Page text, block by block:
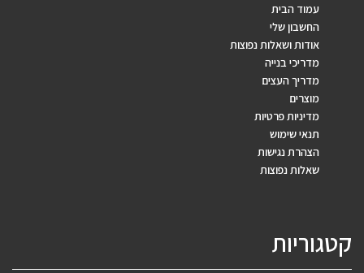
עמוד הבית
החשבון שלי
אודות ושאלות נפוצות
מדריכי בנייה
מדריך העצים
מוצרים
מדיניות פרטיות
תנאי שימוש
הצהרת נגישות
שאלות נפוצות
קטגוריות